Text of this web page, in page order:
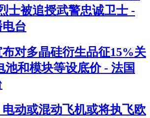
士被追授武警忠诚卫士 -
台
对多晶硅衍生品征15%关
池和模块等设底价 - 法国
电动或混动飞机或将执飞欧